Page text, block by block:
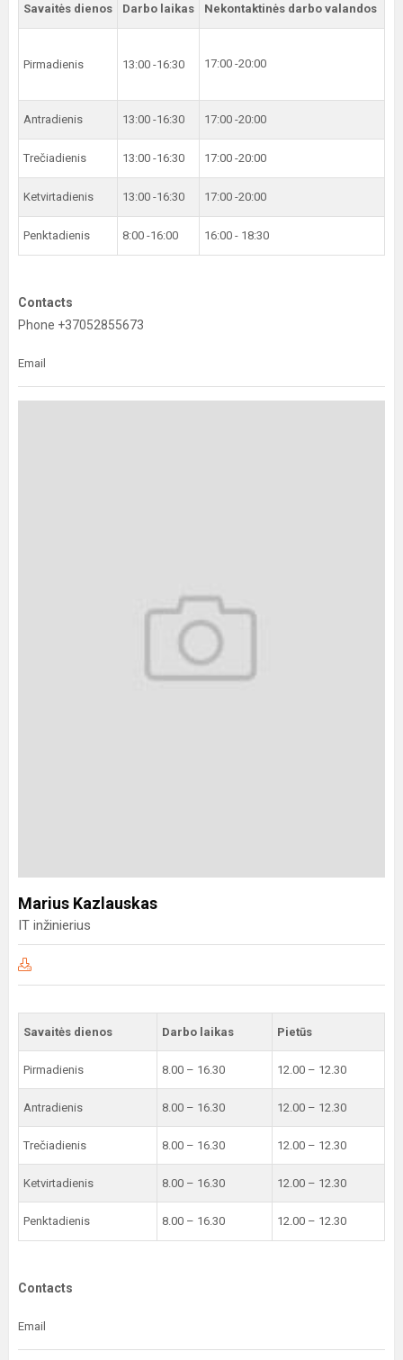
Savaitės dienos Darbo laikas Nekontaktinės darbo valandos
Pirmadienis 13:00 -16:30 17:00 -20:00
Antradienis 13:00 -16:30 17:00 -20:00
Trečiadienis 13:00 -16:30 17:00 -20:00
Ketvirtadienis 13:00 -16:30 17:00 -20:00
Penktadienis 8:00 -16:00 16:00 - 18:30
Contacts
Phone +37052855673
Email
Marius Kazlauskas
IT inžinierius
Savaitės dienos Darbo laikas Pietūs
Pirmadienis 8.00 – 16.30 12.00 – 12.30
Antradienis 8.00 – 16.30 12.00 – 12.30
Trečiadienis 8.00 – 16.30 12.00 – 12.30
Ketvirtadienis 8.00 – 16.30 12.00 – 12.30
Penktadienis 8.00 – 16.30 12.00 – 12.30
Contacts
Email